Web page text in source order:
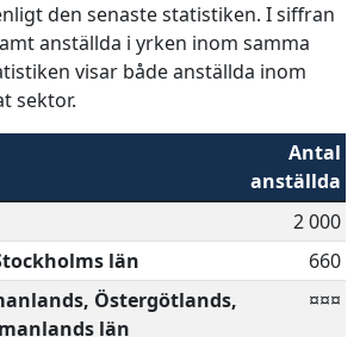
den senaste statistiken. I siffran
anställda i yrken inom samma
visar både anställda inom
sektor.
Antal
anställda
2 000
län
660
Östergötlands,
län
¤¤¤